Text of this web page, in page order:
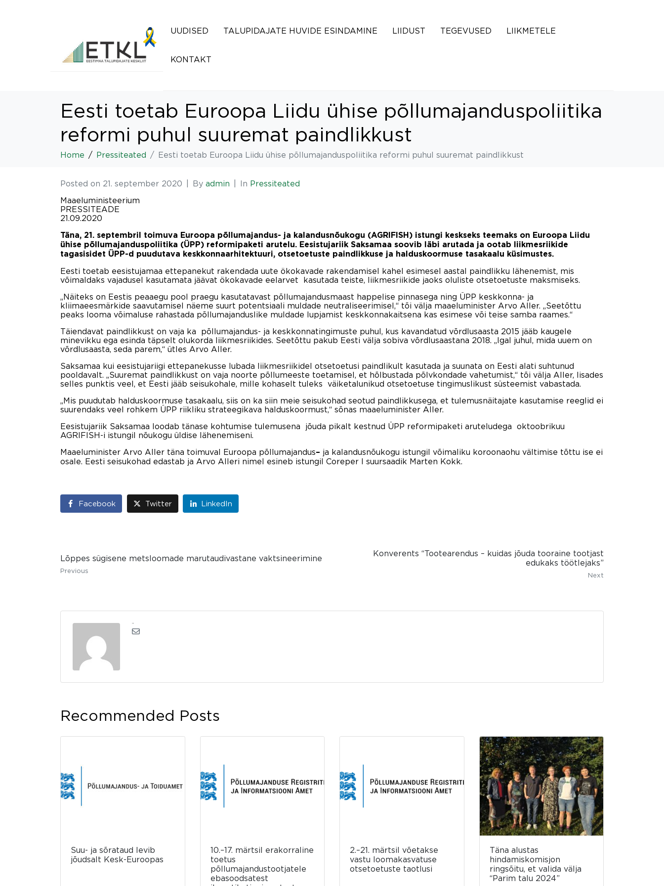
UUDISED TALUPIDAJATE HUVIDE ESINDAMINE LIIDUST TEGEVUSED LIIKMETELE
KONTAKT
Eesti toetab Euroopa Liidu ühise põllumajanduspoliitika
reformi puhul suuremat paindlikkust
Home Pressiteated Eesti toetab Euroopa Liidu ühise põllumajanduspoliitika reformi puhul suuremat paindlikkust
Posted on 21. september 2020 By admin In Pressiteated
Maaeluministeerium
PRESSITEADE
21.09.2020
Täna, 21. septembril toimuva Euroopa põllumajandus- ja kalandusnõukogu (AGRIFISH) istungi keskseks teemaks on Euroopa Liidu
ühise põllumajanduspoliitika (ÜPP) reformipaketi arutelu. Eesistujariik Saksamaa soovib läbi arutada ja ootab liikmesriikide
tagasisidet ÜPP-d puudutava keskkonnaarhitektuuri, otsetoetuste paindlikkuse ja halduskoormuse tasakaalu küsimustes.
Eesti toetab eesistujamaa ettepanekut rakendada uute ökokavade rakendamisel kahel esimesel aastal paindlikku lähenemist, mis
võimaldaks vajadusel kasutamata jäävat ökokavade eelarvet kasutada teiste, liikmesriikide jaoks oluliste otsetoetuste maksmiseks.
„Näiteks on Eestis peaaegu pool praegu kasutatavast põllumajandusmaast happelise pinnasega ning ÜPP keskkonna- ja
kliimaeesmärkide saavutamisel näeme suurt potentsiaali muldade neutraliseerimisel,“ tõi välja maaeluminister Arvo Aller. „Seetõttu
peaks looma võimaluse rahastada põllumajanduslike muldade lupjamist keskkonnakaitsena kas esimese või teise samba raames.“
Täiendavat paindlikkust on vaja ka põllumajandus- ja keskkonnatingimuste puhul, kus kavandatud võrdlusaasta 2015 jääb kaugele
minevikku ega esinda täpselt olukorda liikmesriikides. Seetõttu pakub Eesti välja sobiva võrdlusaastana 2018. „Igal juhul, mida uuem on
võrdlusaasta, seda parem,“ ütles Arvo Aller.
Saksamaa kui eesistujariigi ettepanekusse lubada liikmesriikidel otsetoetusi paindlikult kasutada ja suunata on Eesti alati suhtunud
pooldavalt. „Suuremat paindlikkust on vaja noorte põllumeeste toetamisel, et hõlbustada põlvkondade vahetumist,“ tõi välja Aller, lisades
selles punktis veel, et Eesti jääb seisukohale, mille kohaselt tuleks väiketalunikud otsetoetuse tingimuslikust süsteemist vabastada.
„Mis puudutab halduskoormuse tasakaalu, siis on ka siin meie seisukohad seotud paindlikkusega, et tulemusnäitajate kasutamise reeglid ei
suurendaks veel rohkem ÜPP riikliku strateegikava halduskoormust,“ sõnas maaeluminister Aller.
Eesistujariik Saksamaa loodab tänase kohtumise tulemusena jõuda pikalt kestnud ÜPP reformipaketi aruteludega oktoobrikuu
AGRIFISH-i istungil nõukogu üldise lähenemiseni.
Maaeluminister Arvo Aller täna toimuval Euroopa põllumajandus– ja kalandusnõukogu istungil võimaliku koroonaohu vältimise tõttu ise ei
osale. Eesti seisukohad edastab ja Arvo Alleri nimel esineb istungil Coreper I suursaadik Marten Kokk.
Facebook Twitter LinkedIn
Lõppes sügisene metsloomade marutaudivastane vaktsineerimine
Previous
Konverents “Tootearendus – kuidas jõuda tooraine tootjast
edukaks töötlejaks”
Next
Recommended Posts
Suu- ja sõrataud levib
jõudsalt Kesk-Euroopas
10.–17. märtsil erakorraline
toetus
põllumajandustootjatele
ebasoodsatest
2.–21. märtsil võetakse
vastu loomakasvatuse
otsetoetuste taotlusi
Täna alustas
hindamiskomisjon
ringsõitu, et valida välja
“Parim talu 2024”